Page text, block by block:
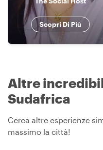
Scopri Di Più
Altre
Sudafrica
Cerca altre esperienze
massimo la città!